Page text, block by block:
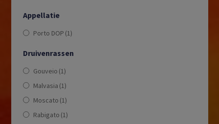
Appellatie
Porto DOP (1)
Druivenrassen
Gouveio (1)
Malvasia (1)
Moscato (1)
Rabigato (1)